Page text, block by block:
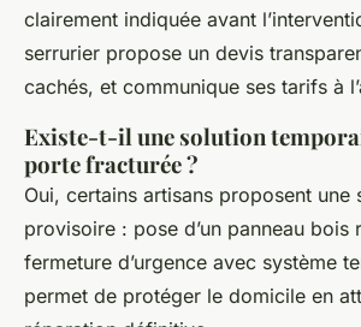
clairement indiquée avant
serrurier propose un devis
cachés, et communique ses tarifs à
Existe-t-il une solution
porte fracturée ?
Oui, certains artisans proposent une
provisoire : pose d’un panneau bois
fermeture d’urgence avec système
permet de protéger le domicile en